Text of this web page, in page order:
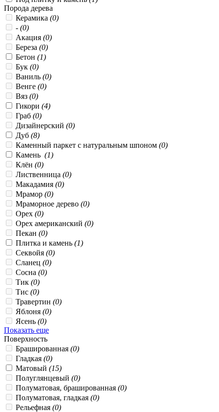
Порода дерева
Керамика (0)
- (0)
Акация (0)
Береза (0)
Бетон (1)
Бук (0)
Ваниль (0)
Венге (0)
Вяз (0)
Гикори (4)
Граб (0)
Дизайнерский (0)
Дуб (8)
Каменный паркет с натуральным шпоном (0)
Камень (1)
Клён (0)
Лиственница (0)
Макадамия (0)
Мрамор (0)
Мраморное дерево (0)
Орех (0)
Орех американский (0)
Пекан (0)
Плитка и камень (1)
Секвойя (0)
Сланец (0)
Сосна (0)
Тик (0)
Тис (0)
Травертин (0)
Яблоня (0)
Ясень (0)
Показать еще
Поверхность
Брашированная (0)
Гладкая (0)
Матовый (15)
Полуглянцевый (0)
Полуматовая, брашированная (0)
Полуматовая, гладкая (0)
Рельефная (0)